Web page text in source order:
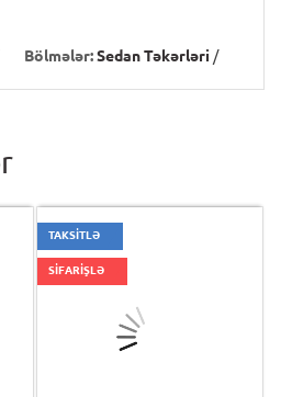
Bölmələr:Sedan Təkərləri /
TAKSİTLƏ
SİFARİŞLƏ